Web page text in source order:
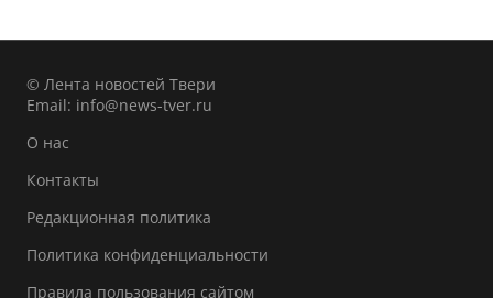
© Лента новостей Твери
Email: info@news-tver.ru
О нас
Контакты
Редакционная политика
Политика конфиденциальности
Правила пользования сайтом